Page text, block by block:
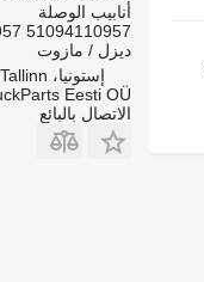
أنابيب الوصلة
51094110957 51.09411-0957 51.09411-3768 51094113768 51094110895 51.09411-0895
ديزل / مازوت
إستونيا، Tallinn
Eesti OÜ
الاتصال بالبائع